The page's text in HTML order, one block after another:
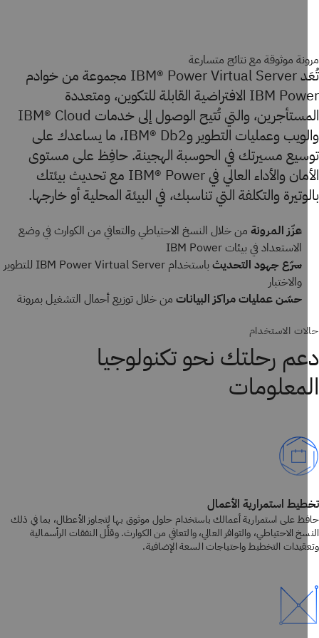
موثوقة مع نتائج متسارعة
تُعَد IBM® Power Virtual Server مجموعة من خوادم
IBM Power الافتراضية القابلة للتكوين، ومتعددة
المستأجرين، والتي تُتيح الوصول إلى خدمات IBM® Cloud
والويب وعمليات التطوير وIBM® Db2، ما يساعدك على
مسيرتك في الحوسبة الهجينة. حافِظ على مستوى
الأمان والأداء العالي في IBM® Power مع تحديث بيئتك
والتكلفة التي تناسبك، في البيئة المحلية أو خارجها.
عزّز المرونةمن خلال النسخ الاحتياطي والتعافي من الكوارث في وضع
الاستعداد في بيئات IBM Power
سرّع جهود التحديث
باستخدام IBM Power Virtual Server للتطوير
والاختبار
حسّن عمليات مراكز البياناتمن خلال توزيع أحمال التشغيل بمرونة
الاستخدام
رحلتك نحو تكنولوجيا
استمرارية الأعمال
على استمرارية أعمالك باستخدام حلول موثوق بها لتجاوز الأعطال، بما في ذلك
الاحتياطي، والتوافر العالي، والتعافي من الكوارث. وقلِّل النفقات الرأسمالية
التخطيط واحتياجات السعة الإضافية.